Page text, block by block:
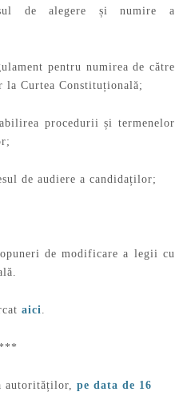
de alegere și numire a
pentru numirea de către
la Curtea Constituțională;
procedurii și termenelor
audiere a candidaților;
de modificare a legii cu
aici.
***
autorităților, pe data de 16